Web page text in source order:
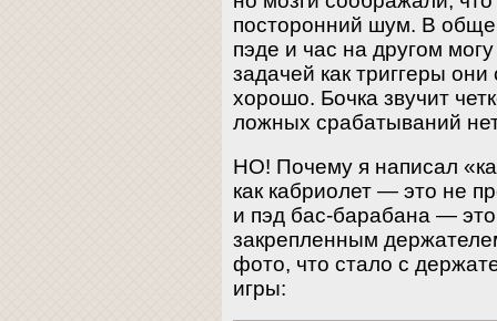
посторонний шум. В
пэде и час на другом
задачей как триггеры
хорошо. Бочка звучит
ложных срабатываний
НО! Почему я написал
как кабриолет — это не
и пэд бас-барабана —
закрепленным
фото, что стало с
игры: